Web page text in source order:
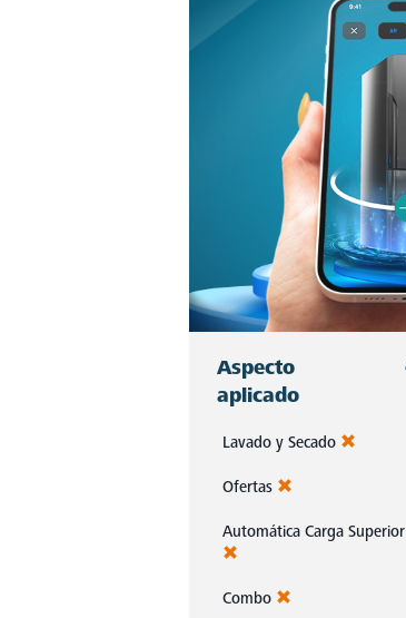
Aspecto
aplicado
Lavado y Secado
Ofertas
Automática Carga Superior
Combo